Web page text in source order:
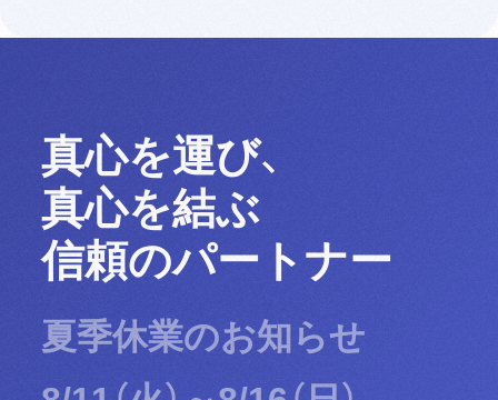
真心を運び、
真心を結ぶ
信頼のパートナー
夏季休業のお知らせ